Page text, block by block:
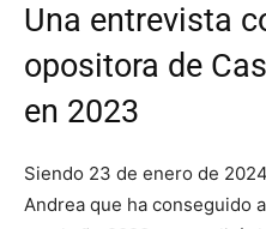
Una entrevista
opositora de
en 2023
Siendo 23 de enero de
Andrea que ha conseguido